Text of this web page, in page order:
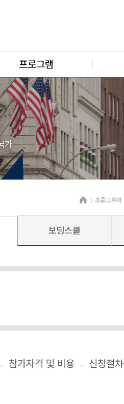
프로그램
가
초중고유학
보딩스쿨
참가자격 및 비용 신청절차